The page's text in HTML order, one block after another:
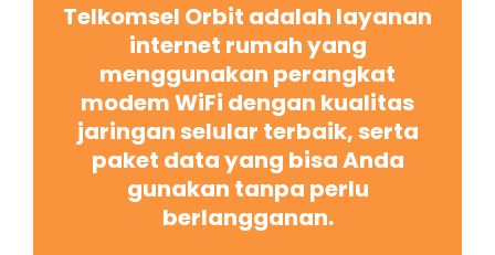
Telkomsel Orbit adalah layanan
internet rumah yang
menggunakan perangkat
modem WiFi dengan kualitas
jaringan selular terbaik, serta
paket data yang bisa Anda
gunakan tanpa perlu
berlangganan.